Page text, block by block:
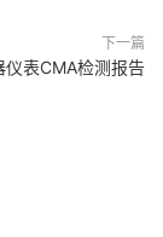
下一篇
仪表CMA检测报告